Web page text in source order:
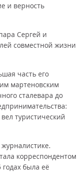
и верность
Сергей и
совместной жизни
часть его
мартеновским
сталевара до
туристический
корреспондентом
была её